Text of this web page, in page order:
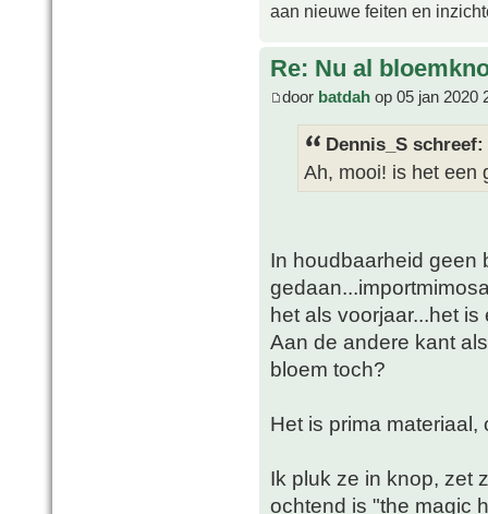
aan nieuwe feiten en
Re: Nu al
door batdah op 05 jan 2020
Dennis_S schreef:
Ah, mooi! is het een
In houdbaarheid geen
het als voorjaar...het
Aan de andere kant
bloem toch?
Het is prima
Ik pluk ze in knop, zet
ochtend is "the magic